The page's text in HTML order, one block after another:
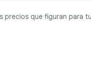
precios que figuran para